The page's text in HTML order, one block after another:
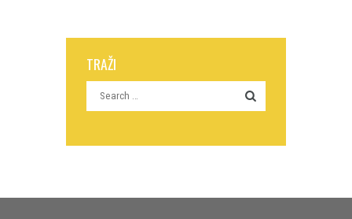
TRAŽI